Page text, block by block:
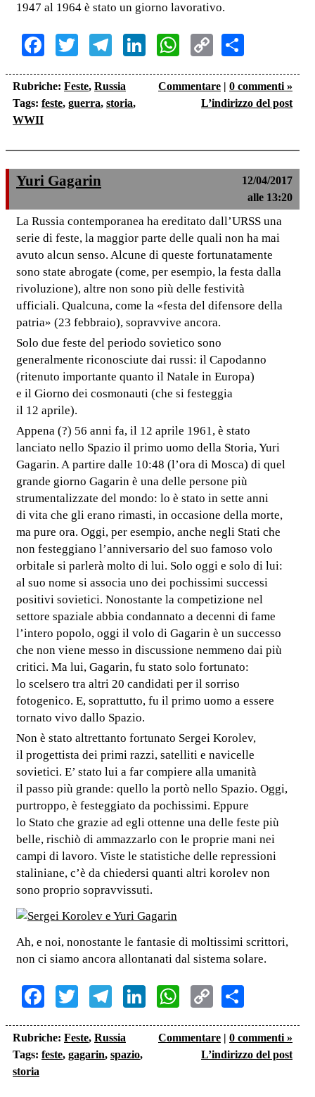
1947 al 1964 è stato un giorno lavorativo.
Facebook
TwitterTelegram
LinkedInWhatsApp
Copy
Link
Rubriche: Feste, Russia
Tags: feste, guerra, storia,
WWII
Commentare | 0 commenti »
L’indirizzo del post
Yuri Gagarin
12/04/2017
alle 13:20
La Russia contemporanea ha ereditato dall’URSS una
serie di feste, la maggior parte delle quali non ha mai
avuto alcun senso. Alcune di queste fortunatamente
sono state abrogate (come, per esempio, la festa dalla
rivoluzione), altre non sono più delle festività
ufficiali. Qualcuna, come la «festa del difensore della
patria» (23 febbraio), sopravvive ancora.
Solo due feste del periodo sovietico sono
generalmente riconosciute dai russi: il Capodanno
(ritenuto importante quanto il Natale in Europa)
e il Giorno dei cosmonauti (che si festeggia
il 12 aprile).
Appena (?) 56 anni fa, il 12 aprile 1961, è stato
lanciato nello Spazio il primo uomo della Storia, Yuri
Gagarin. A partire dalle 10:48 (l’ora di Mosca) di quel
grande giorno Gagarin è una delle persone più
strumentalizzate del mondo: lo è stato in sette anni
di vita che gli erano rimasti, in occasione della morte,
ma pure ora. Oggi, per esempio, anche negli Stati che
non festeggiano l’anniversario del suo famoso volo
orbitale si parlerà molto di lui. Solo oggi e solo di lui:
al suo nome si associa uno dei pochissimi successi
positivi sovietici. Nonostante la competizione nel
settore spaziale abbia condannato a decenni di fame
l’intero popolo, oggi il volo di Gagarin è un successo
che non viene messo in discussione nemmeno dai più
critici. Ma lui, Gagarin, fu stato solo fortunato:
lo scelsero tra altri 20 candidati per il sorriso
fotogenico. E, soprattutto, fu il primo uomo a essere
tornato vivo dallo Spazio.
Non è stato altrettanto fortunato Sergei Korolev,
il progettista dei primi razzi, satelliti e navicelle
sovietici. E’ stato lui a far compiere alla umanità
il passo più grande: quello la portò nello Spazio. Oggi,
purtroppo, è festeggiato da pochissimi. Eppure
lo Stato che grazie ad egli ottenne una delle feste più
belle, rischiò di ammazzarlo con le proprie mani nei
campi di lavoro. Viste le statistiche delle repressioni
staliniane, c’è da chiedersi quanti altri korolev non
sono proprio sopravvissuti.
Ah, e noi, nonostante le fantasie di moltissimi scrittori,
non ci siamo ancora allontanati dal sistema solare.
Facebook
TwitterTelegram
LinkedInWhatsApp
Copy
Link
Rubriche: Feste, Russia
Tags: feste, gagarin, spazio,
storia
Commentare | 0 commenti »
L’indirizzo del post